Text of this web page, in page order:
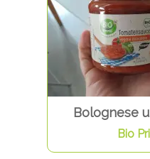
Bolognese
Bio